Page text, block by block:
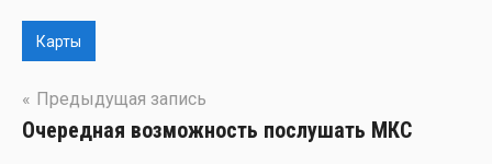
Карты
Навигация
по
Предыдущая запись
Очередная возможность послушать МКС